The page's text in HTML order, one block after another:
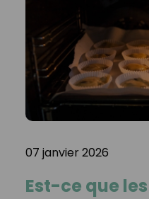
07 janvier 2026
Est-ce que